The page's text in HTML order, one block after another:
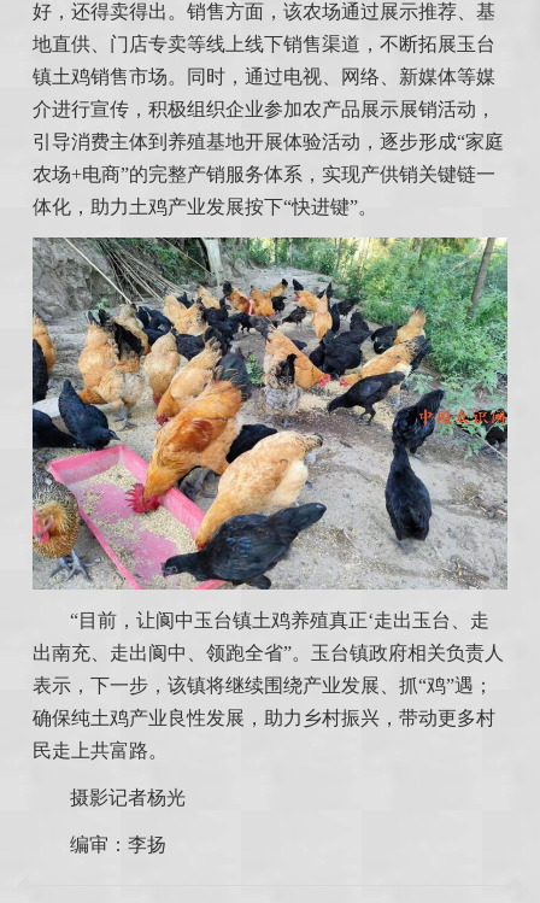
好，还得卖得出。销售方面，该农场通过展示推荐、基
地直供、门店专卖等线上线下销售渠道，不断拓展玉台
镇土鸡销售市场。同时，通过电视、网络、新媒体等媒
介进行宣传，积极组织企业参加农产品展示展销活动，
引导消费主体到养殖基地开展体验活动，逐步形成“家庭
农场+电商”的完整产销服务体系，实现产供销关键链一
体化，助力土鸡产业发展按下“快进键”。
“目前，让阆中玉台镇土鸡养殖真正‘走出玉台、走
出南充、走出阆中、领跑全省”。玉台镇政府相关负责人
表示，下一步，该镇将继续围绕产业发展、抓“鸡”遇；
确保纯土鸡产业良性发展，助力乡村振兴，带动更多村
民走上共富路。
摄影记者杨光
编审：李扬